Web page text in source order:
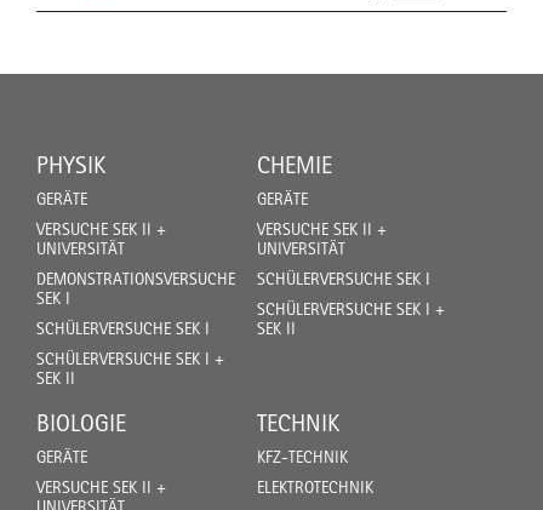
PHYSIK
GERÄTE
VERSUCHE SEK II +
UNIVERSITÄT
DEMONSTRATIONSVERSUCHE
SEK I
SCHÜLERVERSUCHE SEK I
SCHÜLERVERSUCHE SEK I +
SEK II
CHEMIE
GERÄTE
VERSUCHE SEK II +
UNIVERSITÄT
SCHÜLERVERSUCHE SEK I
SCHÜLERVERSUCHE SEK I +
SEK II
BIOLOGIE
GERÄTE
VERSUCHE SEK II +
TECHNIK
KFZ-TECHNIK
ELEKTROTECHNIK